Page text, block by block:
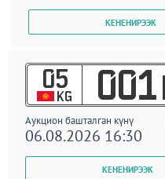
05
KG 001
Аукцион башталган күнү
06.08.2026 16:30